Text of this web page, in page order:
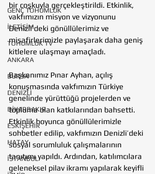
GENÇ TOHUMLUK
İLETİŞİM
TOHUMLUK TV
ANKARA
BURSA
DENİZLİ
DİYARBAKIR
ESKİŞEHİR
HATAY
İSTANBUL
bir coşkuyla gerçekleştirildi. Etkinlik,
vakfımızın misyon ve vizyonunu
Denizli’deki gönüllülerimiz ve
misafirlerimizle paylaşarak daha geniş
kitlelere ulaşmayı amaçladı.
Başkanımız Pınar Ayhan, açılış
konuşmasında vakfımızın Türkiye
genelinde yürüttüğü projelerden ve
topluma olan katkılarından bahsetti.
Etkinlik boyunca gönüllülerimizle
sohbetler edilip, vakfımızın Denizli’deki
sosyal sorumluluk çalışmalarının
tanıtımı yapıldı. Ardından, katılımcılara
geleneksel pilav ikramı yapılarak keyifli